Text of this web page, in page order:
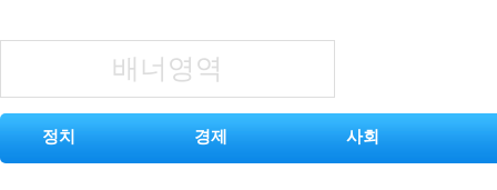
배너영역
정치 경제 사회